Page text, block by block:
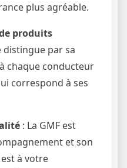
plus agréable.
produits
distingue par sa
chaque conducteur
correspond à ses
: La GMF est
et son
à votre